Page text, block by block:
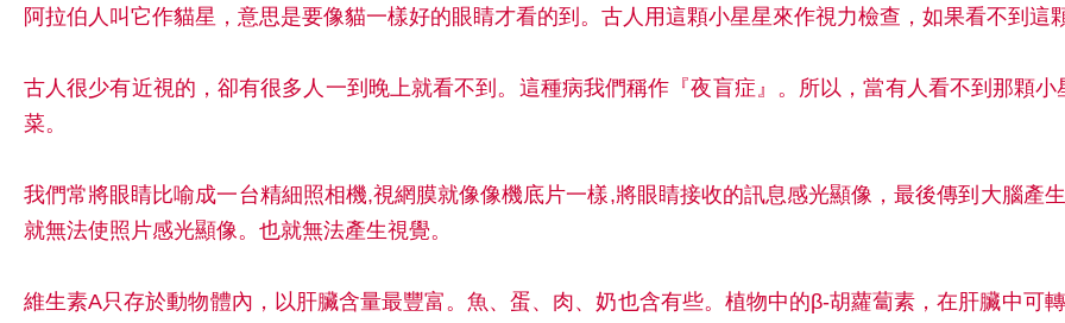
阿拉伯人叫它作貓星，意思是要像貓一樣好的眼睛才看的到。古人用這顆小星星來作視力檢查，如果看不到這
古人很少有近視的，卻有很多人一到晚上就看不到。這種病我們稱作『夜盲症』。所以，當有人看不到那顆
菜。
我們常將眼睛比喻成一台精細照相機,視網膜就像像機底片一樣,將眼睛接收的訊息感光顯像，最後傳到大腦產
就無法使照片感光顯像。也就無法產生視覺。
維生素A只存於動物體內，以肝臟含量最豐富。魚、蛋、肉、奶也含有些。植物中的β-胡蘿蔔素，在肝臟中可